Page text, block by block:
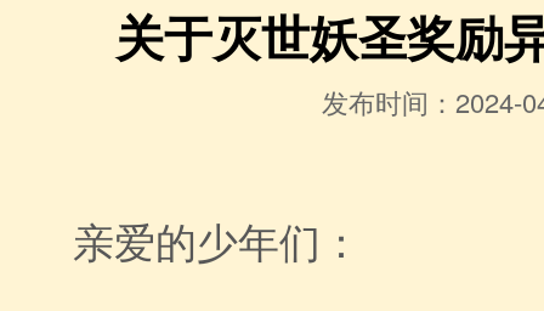
关于灭世妖圣奖励
发布时间：2024-
亲爱的少年们：